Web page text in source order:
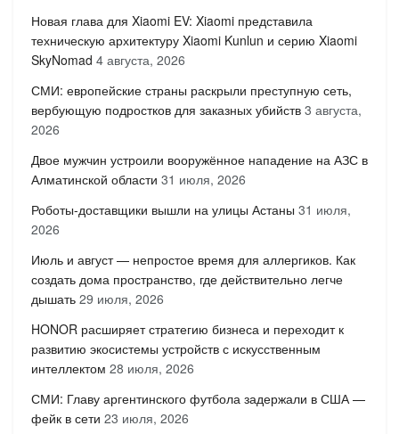
Новая глава для Xiaomi EV: Xiaomi представила
техническую архитектуру Xiaomi Kunlun и серию Xiaomi
SkyNomad 4 августа, 2026
СМИ: европейские страны раскрыли преступную сеть,
вербующую подростков для заказных убийств 3 августа,
2026
Двое мужчин устроили вооружённое нападение на АЗС в
Алматинской области 31 июля, 2026
Роботы-доставщики вышли на улицы Астаны 31 июля,
2026
Июль и август — непростое время для аллергиков. Как
создать дома пространство, где действительно легче
дышать 29 июля, 2026
HONOR расширяет стратегию бизнеса и переходит к
развитию экосистемы устройств с искусственным
интеллектом 28 июля, 2026
СМИ: Главу аргентинского футбола задержали в США —
фейк в сети 23 июля, 2026